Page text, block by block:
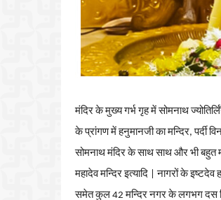
मंदिर के मुख्य गर्भ गृह में सोमनाथ
के प्रांगण में हनुमानजी का मन्दिर,पर्दी
सोमनाथ मंदिर के साथ साथ और भी बहुत
महादेव मन्दिर इत्यादि |नागरों के इष्टदेव
समेत कुल 42मन्दिर नगर के लगभग दस